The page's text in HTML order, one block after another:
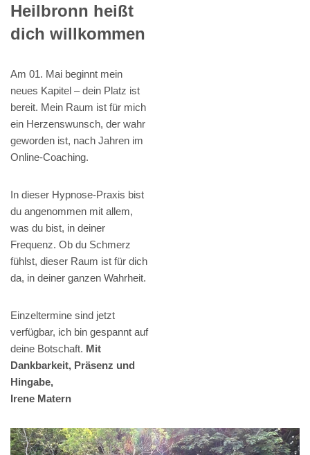
Heilbronn heißt
dich willkommen
Am 01. Mai beginnt mein
neues Kapitel – dein Platz ist
bereit. Mein Raum ist für mich
ein Herzenswunsch, der wahr
geworden ist, nach Jahren im
Online-Coaching.
In dieser Hypnose-Praxis bist
du angenommen mit allem,
was du bist, in deiner
Frequenz. Ob du Schmerz
fühlst, dieser Raum ist für dich
da, in deiner ganzen Wahrheit.
Einzeltermine sind jetzt
verfügbar, ich bin gespannt auf
deine Botschaft. Mit
Dankbarkeit, Präsenz und
Hingabe,
Irene Matern